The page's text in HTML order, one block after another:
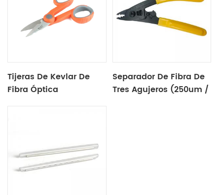
Tijeras De Kevlar De
Fibra Óptica
Separador De Fibra De
Tres Agujeros (250um /